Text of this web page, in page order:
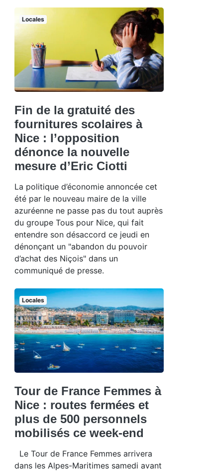
Locales
Fin de la gratuité des
fournitures scolaires à
Nice : l’opposition
dénonce la nouvelle
mesure d’Eric Ciotti
La politique d’économie annoncée cet
été par le nouveau maire de la ville
azuréenne ne passe pas du tout auprès
du groupe Tous pour Nice, qui fait
entendre son désaccord ce jeudi en
dénonçant un "abandon du pouvoir
d’achat des Niçois" dans un
communiqué de presse.
Locales
Tour de France Femmes à
Nice : routes fermées et
plus de 500 personnels
mobilisés ce week-end
Le Tour de France Femmes arrivera
dans les Alpes-Maritimes samedi avant